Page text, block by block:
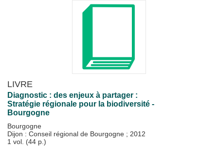
LIVRE
Diagnostic : des enjeux à partager :
Stratégie régionale pour la biodiversité -
Bourgogne
Bourgogne
Dijon : Conseil régional de Bourgogne ; 2012
1 vol. (44 p.)